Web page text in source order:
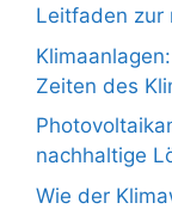
Leitfaden zur
Zeiten des
nachhaltige
Wie der